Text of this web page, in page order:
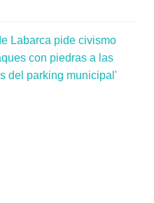
Labarca pide civismo
con piedras a las
del parking municipal'